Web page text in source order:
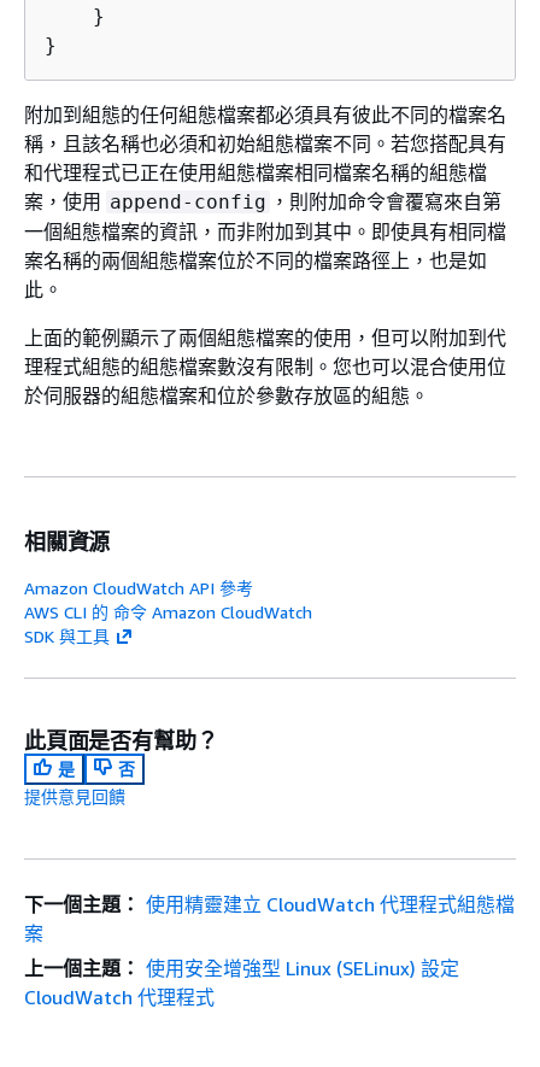
    }
}
附加到組態的任何組態檔案都必須具有彼此不同的檔案名
稱，且該名稱也必須和初始組態檔案不同。若您搭配具有
和代理程式已正在使用組態檔案相同檔案名稱的組態檔
案，使用 append-config ，則附加命令會覆寫來自第
一個組態檔案的資訊，而非附加到其中。即使具有相同檔
案名稱的兩個組態檔案位於不同的檔案路徑上，也是如
此。
上面的範例顯示了兩個組態檔案的使用，但可以附加到代
理程式組態的組態檔案數沒有限制。您也可以混合使用位
於伺服器的組態檔案和位於參數存放區的組態。
相關資源
Amazon CloudWatch API 參考
AWS CLI 的 命令 Amazon CloudWatch
SDK 與工具
此頁面是否有幫助？
是
否
提供意見回饋
下一個主題： 使用精靈建立 CloudWatch 代理程式組態檔
案
上一個主題： 使用安全增強型 Linux (SELinux) 設定
CloudWatch 代理程式